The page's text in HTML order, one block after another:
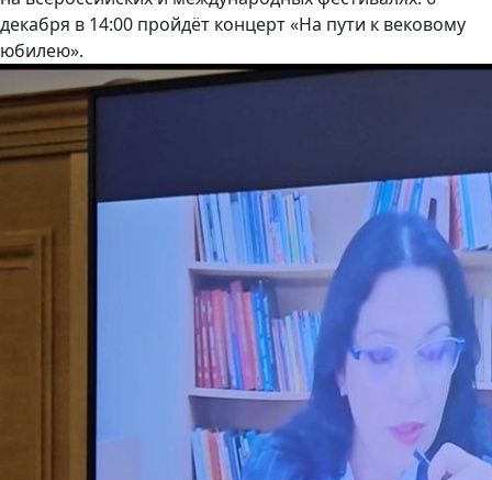
декабря в 14:00 пройдёт концерт «На пути к вековому
юбилею».